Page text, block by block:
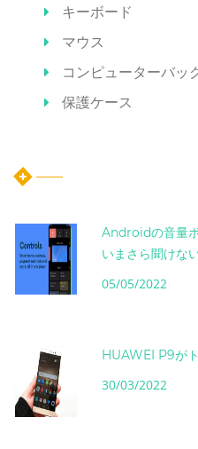
キーボード
マウス
コンピューターバッ
保護ケース
Androidの音量
いまさら聞けな
05/05/2022
HUAWEI P9が
30/03/2022